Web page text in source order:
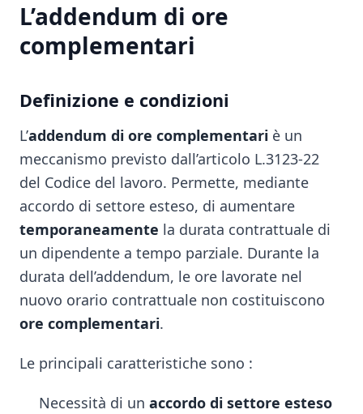
L’addendum di ore
complementari
Definizione e condizioni
L’addendum di ore complementari è un
meccanismo previsto dall’articolo L.3123-22
del Codice del lavoro. Permette, mediante
accordo di settore esteso, di aumentare
temporaneamente la durata contrattuale di
un dipendente a tempo parziale. Durante la
durata dell’addendum, le ore lavorate nel
nuovo orario contrattuale non costituiscono
ore complementari.
Le principali caratteristiche sono :
Necessità di un accordo di settore esteso